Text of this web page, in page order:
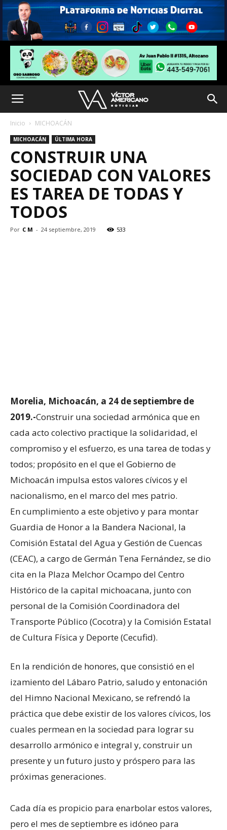
Inicio MICHOACÁN
MICHOACÁN ÚLTIMA HORA
CONSTRUIR UNA
SOCIEDAD CON VALORES
ES TAREA DE TODAS Y
TODOS
Por C M - 24 septiembre, 2019 533
Morelia, Michoacán, a 24 de septiembre de
2019.-Construir una sociedad armónica que en
cada acto colectivo practique la solidaridad, el
compromiso y el esfuerzo, es una tarea de todas y
todos; propósito en el que el Gobierno de
Michoacán impulsa estos valores cívicos y el
nacionalismo, en el marco del mes patrio.
En cumplimiento a este objetivo y para montar
Guardia de Honor a la Bandera Nacional, la
Comisión Estatal del Agua y Gestión de Cuencas
(CEAC), a cargo de Germán Tena Fernández, se dio
cita en la Plaza Melchor Ocampo del Centro
Histórico de la capital michoacana, junto con
personal de la Comisión Coordinadora del
Transporte Público (Cocotra) y la Comisión Estatal
de Cultura Física y Deporte (Cecufid).
En la rendición de honores, que consistió en el
izamiento del Lábaro Patrio, saludo y entonación
del Himno Nacional Mexicano, se refrendó la
práctica que debe existir de los valores cívicos, los
cuales permean en la sociedad para lograr su
desarrollo armónico e integral y, construir un
presente y un futuro justo y próspero para las
próximas generaciones.
Cada día es propicio para enarbolar estos valores,
pero el mes de septiembre es idóneo para